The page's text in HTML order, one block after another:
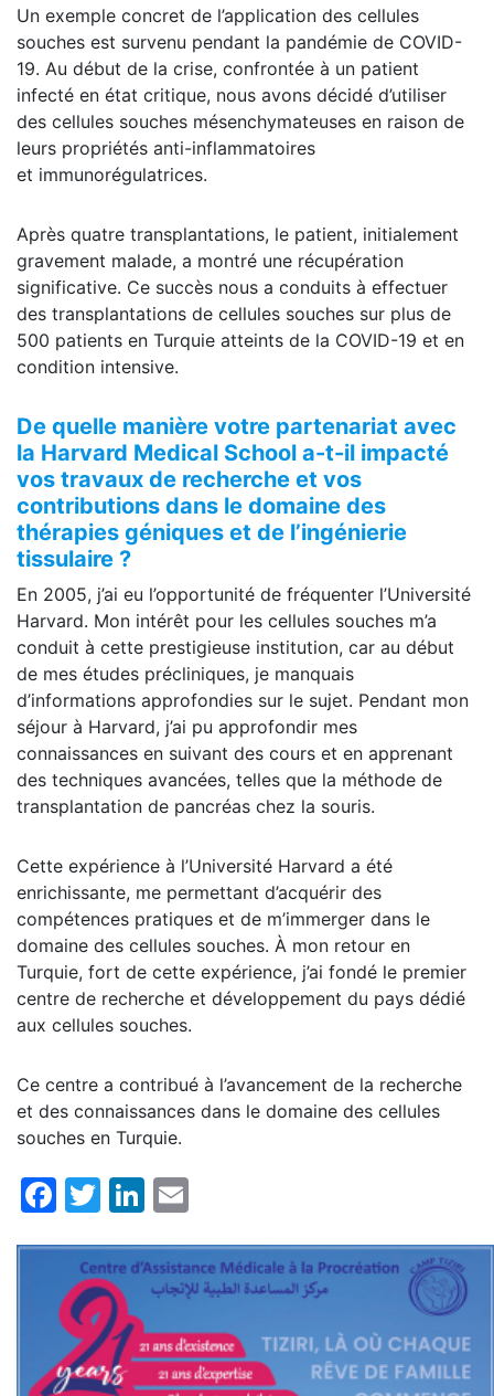
Un exemple concret de l’application des cellules
souches est survenu pendant la pandémie de COVID-
19. Au début de la crise, confrontée à un patient
infecté en état critique, nous avons décidé d’utiliser
des cellules souches mésenchymateuses en raison de
leurs propriétés anti-inflammatoires
et immunorégulatrices.
Après quatre transplantations, le patient, initialement
gravement malade, a montré une récupération
significative. Ce succès nous a conduits à effectuer
des transplantations de cellules souches sur plus de
500 patients en Turquie atteints de la COVID-19 et en
condition intensive.
De quelle manière votre partenariat avec
la Harvard Medical School a-t-il impacté
vos travaux de recherche et vos
contributions dans le domaine des
thérapies géniques et de l’ingénierie
tissulaire ?
En 2005, j’ai eu l’opportunité de fréquenter l’Université
Harvard. Mon intérêt pour les cellules souches m’a
conduit à cette prestigieuse institution, car au début
de mes études précliniques, je manquais
d’informations approfondies sur le sujet. Pendant mon
séjour à Harvard, j’ai pu approfondir mes
connaissances en suivant des cours et en apprenant
des techniques avancées, telles que la méthode de
transplantation de pancréas chez la souris.
Cette expérience à l’Université Harvard a été
enrichissante, me permettant d’acquérir des
compétences pratiques et de m’immerger dans le
domaine des cellules souches. À mon retour en
Turquie, fort de cette expérience, j’ai fondé le premier
centre de recherche et développement du pays dédié
aux cellules souches.
Ce centre a contribué à l’avancement de la recherche
et des connaissances dans le domaine des cellules
souches en Turquie.
Facebook
TwitterLinkedIn